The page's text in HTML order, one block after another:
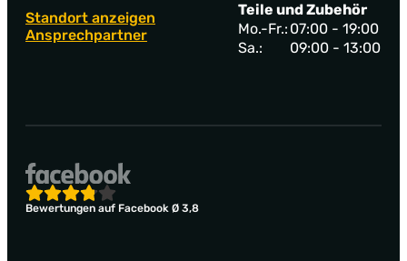
Standort anzeigen
Ansprechpartner
Teile und Zubehör
Mo.-Fr.: 07:00 - 19:00
Sa.:
09:00 - 13:00
Bewertungen auf Facebook Ø 3,8